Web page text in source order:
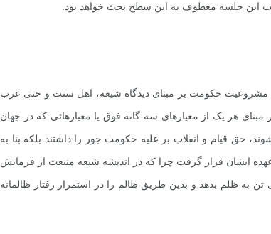
این جلسه معطوف به این سطح بحث خواهد بود.
مشروعیت حکومت بر مبنای دیدگاه شیعه، اهل سنت و حتی عرب
هر یک از معیارهای سه گانه فوق یا معیارهائی که در جهان
قیام و انقلاب بر علیه حکومت جور را داشتند بلکه بنا به
ایشان قرار گرفت چرا که در اندیشه شیعه منبعث از فرمایش
به ظلم بدهد و بدین طریق ظالم را در استمرار رفتار ظالمانه